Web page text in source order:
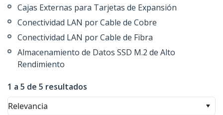
Cajas Externas para Tarjetas de Expansión
Conectividad LAN por Cable de Cobre
Conectividad LAN por Cable de Fibra
Almacenamiento de Datos SSD M.2 de Alto
Rendimiento
1 a 5 de 5 resultados
Relevancia